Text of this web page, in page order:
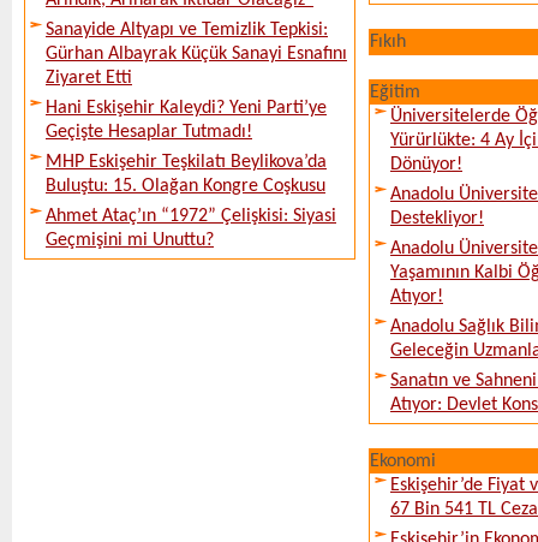
Sanayide Altyapı ve Temizlik Tepkisi:
Gürhan Albayrak Küçük Sanayi Esnafını
Ziyaret Etti
Hani Eskişehir Kaleydi? Yeni Parti’ye
Geçişte Hesaplar Tutmadı!
MHP Eskişehir Teşkilatı Beylikova’da
Buluştu: 15. Olağan Kongre Coşkusu
Ahmet Ataç’ın “1972” Çelişkisi: Siyasi
Geçmişini mi Unuttu?
Fıkıh
Eğitim
Üniversitelerde
Yürürlükte: 4 Ay
Dönüyor!
Anadolu
Destekliyor!
Anadolu
Yaşamının Kalbi
Atıyor!
Anadolu Sağlık
Geleceğin
Sanatın ve
Atıyor: Devlet
Ekonomi
Eskişehir’de Fiyat
67 Bin 541 TL